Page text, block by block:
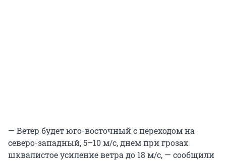
— Ветер будет юго-восточный с переходом на
северо-западный, 5–10 м/с, днем при грозах
шквалистое усиление ветра до 18 м/с, — сообщили